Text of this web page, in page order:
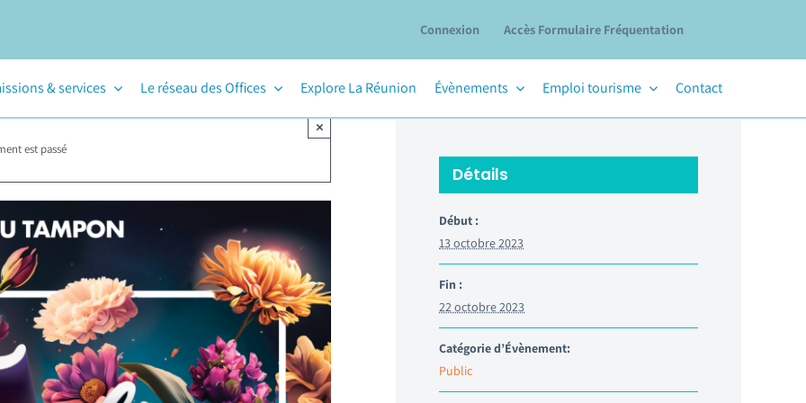
Connexion Accès Formulaire Fréquentation
& services Le réseau des Offices Explore La Réunion Évènements Emploi tourisme Contact
est passé
×
Détails
Début :
13 octobre 2023
Fin :
22 octobre 2023
Catégorie d’Évènement:
Public